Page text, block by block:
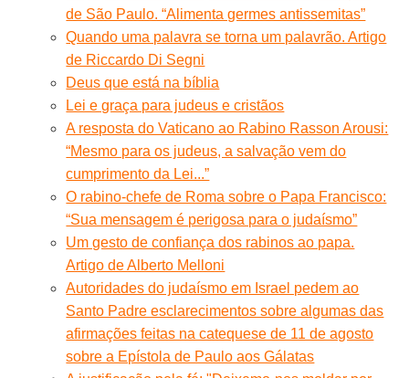
de São Paulo. “Alimenta germes antissemitas”
Quando uma palavra se torna um palavrão. Artigo
de Riccardo Di Segni
Deus que está na bíblia
Lei e graça para judeus e cristãos
A resposta do Vaticano ao Rabino Rasson Arousi:
“Mesmo para os judeus, a salvação vem do
cumprimento da Lei...”
O rabino-chefe de Roma sobre o Papa Francisco:
“Sua mensagem é perigosa para o judaísmo”
Um gesto de confiança dos rabinos ao papa.
Artigo de Alberto Melloni
Autoridades do judaísmo em Israel pedem ao
Santo Padre esclarecimentos sobre algumas das
afirmações feitas na catequese de 11 de agosto
sobre a Epístola de Paulo aos Gálatas